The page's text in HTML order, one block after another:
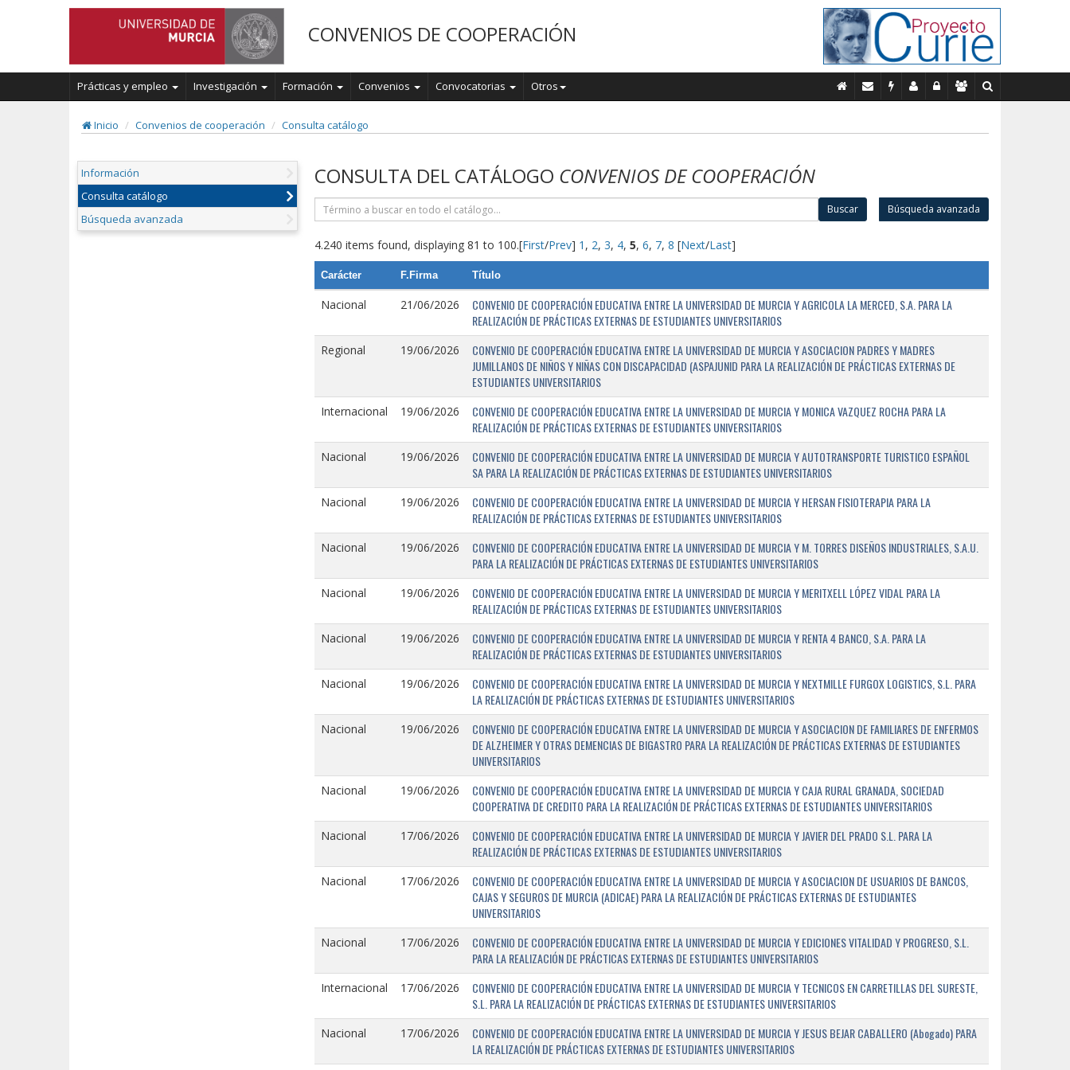
CONVENIOS DE COOPERACIÓN
Prácticas y empleo Investigación Formación Convenios Convocatorias Otros
Inicio Convenios de cooperación Consulta catálogo
Información
Consulta catálogo
Búsqueda avanzada
CONSULTA DEL CATÁLOGO CONVENIOS DE COOPERACIÓN
Buscar Búsqueda avanzada
4.240 items found, displaying 81 to 100.[First/Prev] 1 , 2, 3, 4, 5, 6, 7, 8 [Next/Last]
Carácter F.Firma Título
Nacional 21/06/2026
CONVENIO DE COOPERACIÓN EDUCATIVA ENTRE LA UNIVERSIDAD DE MURCIA Y AGRICOLA LA MERCED, S.A. PARA LA
REALIZACIÓN DE PRÁCTICAS EXTERNAS DE ESTUDIANTES UNIVERSITARIOS
Regional 19/06/2026
CONVENIO DE COOPERACIÓN EDUCATIVA ENTRE LA UNIVERSIDAD DE MURCIA Y ASOCIACION PADRES Y MADRES
JUMILLANOS DE NIÑOS Y NIÑAS CON DISCAPACIDAD (ASPAJUNID PARA LA REALIZACIÓN DE PRÁCTICAS EXTERNAS DE
ESTUDIANTES UNIVERSITARIOS
Internacional 19/06/2026
CONVENIO DE COOPERACIÓN EDUCATIVA ENTRE LA UNIVERSIDAD DE MURCIA Y MONICA VAZQUEZ ROCHA PARA LA
REALIZACIÓN DE PRÁCTICAS EXTERNAS DE ESTUDIANTES UNIVERSITARIOS
Nacional 19/06/2026
CONVENIO DE COOPERACIÓN EDUCATIVA ENTRE LA UNIVERSIDAD DE MURCIA Y AUTOTRANSPORTE TURISTICO ESPAÑOL
SA PARA LA REALIZACIÓN DE PRÁCTICAS EXTERNAS DE ESTUDIANTES UNIVERSITARIOS
Nacional 19/06/2026
CONVENIO DE COOPERACIÓN EDUCATIVA ENTRE LA UNIVERSIDAD DE MURCIA Y HERSAN FISIOTERAPIA PARA LA
REALIZACIÓN DE PRÁCTICAS EXTERNAS DE ESTUDIANTES UNIVERSITARIOS
Nacional 19/06/2026
CONVENIO DE COOPERACIÓN EDUCATIVA ENTRE LA UNIVERSIDAD DE MURCIA Y M. TORRES DISEÑOS INDUSTRIALES, S.A.U.
PARA LA REALIZACIÓN DE PRÁCTICAS EXTERNAS DE ESTUDIANTES UNIVERSITARIOS
Nacional 19/06/2026
CONVENIO DE COOPERACIÓN EDUCATIVA ENTRE LA UNIVERSIDAD DE MURCIA Y MERITXELL LÓPEZ VIDAL PARA LA
REALIZACIÓN DE PRÁCTICAS EXTERNAS DE ESTUDIANTES UNIVERSITARIOS
Nacional 19/06/2026
CONVENIO DE COOPERACIÓN EDUCATIVA ENTRE LA UNIVERSIDAD DE MURCIA Y RENTA 4 BANCO, S.A. PARA LA
REALIZACIÓN DE PRÁCTICAS EXTERNAS DE ESTUDIANTES UNIVERSITARIOS
Nacional 19/06/2026
CONVENIO DE COOPERACIÓN EDUCATIVA ENTRE LA UNIVERSIDAD DE MURCIA Y NEXTMILLE FURGOX LOGISTICS, S.L. PARA
LA REALIZACIÓN DE PRÁCTICAS EXTERNAS DE ESTUDIANTES UNIVERSITARIOS
Nacional 19/06/2026
CONVENIO DE COOPERACIÓN EDUCATIVA ENTRE LA UNIVERSIDAD DE MURCIA Y ASOCIACION DE FAMILIARES DE ENFERMOS
DE ALZHEIMER Y OTRAS DEMENCIAS DE BIGASTRO PARA LA REALIZACIÓN DE PRÁCTICAS EXTERNAS DE ESTUDIANTES
UNIVERSITARIOS
Nacional 19/06/2026
CONVENIO DE COOPERACIÓN EDUCATIVA ENTRE LA UNIVERSIDAD DE MURCIA Y CAJA RURAL GRANADA, SOCIEDAD
COOPERATIVA DE CREDITO PARA LA REALIZACIÓN DE PRÁCTICAS EXTERNAS DE ESTUDIANTES UNIVERSITARIOS
Nacional 17/06/2026
CONVENIO DE COOPERACIÓN EDUCATIVA ENTRE LA UNIVERSIDAD DE MURCIA Y JAVIER DEL PRADO S.L. PARA LA
REALIZACIÓN DE PRÁCTICAS EXTERNAS DE ESTUDIANTES UNIVERSITARIOS
Nacional 17/06/2026
CONVENIO DE COOPERACIÓN EDUCATIVA ENTRE LA UNIVERSIDAD DE MURCIA Y ASOCIACION DE USUARIOS DE BANCOS,
CAJAS Y SEGUROS DE MURCIA (ADICAE) PARA LA REALIZACIÓN DE PRÁCTICAS EXTERNAS DE ESTUDIANTES
UNIVERSITARIOS
Nacional 17/06/2026
CONVENIO DE COOPERACIÓN EDUCATIVA ENTRE LA UNIVERSIDAD DE MURCIA Y EDICIONES VITALIDAD Y PROGRESO, S.L.
PARA LA REALIZACIÓN DE PRÁCTICAS EXTERNAS DE ESTUDIANTES UNIVERSITARIOS
Internacional 17/06/2026
CONVENIO DE COOPERACIÓN EDUCATIVA ENTRE LA UNIVERSIDAD DE MURCIA Y TECNICOS EN CARRETILLAS DEL SURESTE,
S.L. PARA LA REALIZACIÓN DE PRÁCTICAS EXTERNAS DE ESTUDIANTES UNIVERSITARIOS
Nacional 17/06/2026
CONVENIO DE COOPERACIÓN EDUCATIVA ENTRE LA UNIVERSIDAD DE MURCIA Y JESUS BEJAR CABALLERO (Abogado) PARA
LA REALIZACIÓN DE PRÁCTICAS EXTERNAS DE ESTUDIANTES UNIVERSITARIOS